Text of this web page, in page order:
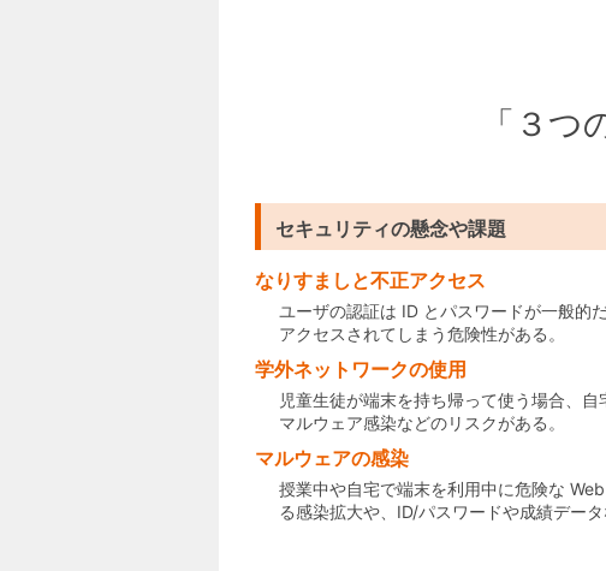
「３
セキュリティの懸念や課題
なりすましと不正アクセス
ユーザの認証は ID とパスワードが一般的
アクセスされてしまう危険性がある。
学外ネットワークの使用
児童生徒が端末を持ち帰って使う場合、
マルウェア感染などのリスクがある。
マルウェアの感染
授業中や自宅で端末を利用中に危険な
る感染拡大や、ID/パスワードや成績デー